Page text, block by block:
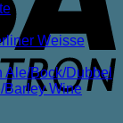
Weisse
Ale/Bock/Dubbel
Barley Wine